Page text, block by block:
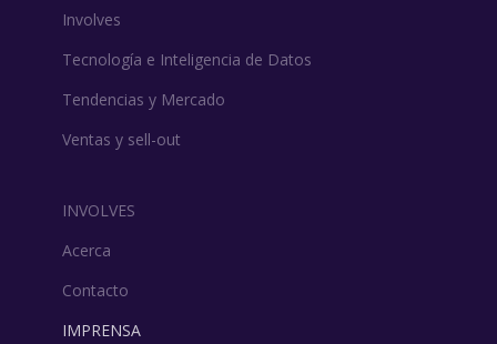
Involves
Tecnología e Inteligencia de Datos
Tendencias y Mercado
Ventas y sell-out
INVOLVES
Acerca
Contacto
IMPRENSA